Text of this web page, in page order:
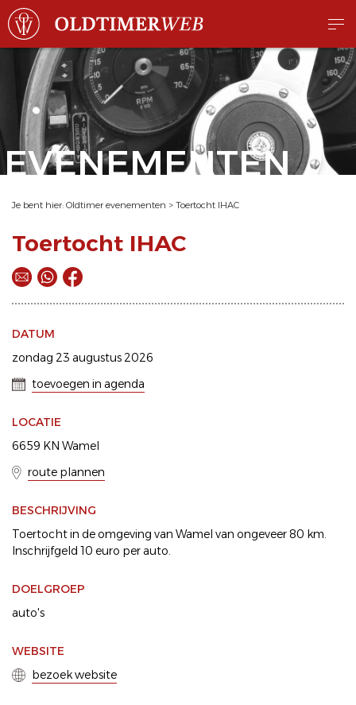
EVENEMENTEN
Je bent hier: Oldtimer evenementen > Toertocht IHAC
Toertocht IHAC
DATUM
zondag 23 augustus 2026
toevoegen in agenda
LOCATIE
6659 KN Wamel
route plannen
BESCHRIJVING
Toertocht in de omgeving van Wamel van ongeveer 80 km.
Inschrijfgeld 10 euro per auto.
DOELGROEP
auto's
WEBSITE
bezoek website